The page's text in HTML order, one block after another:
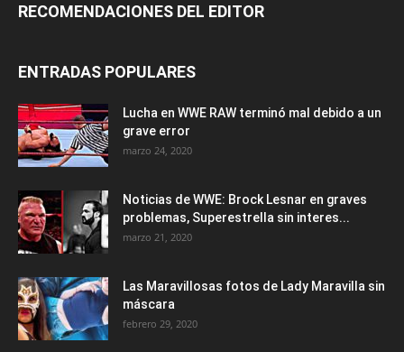
RECOMENDACIONES DEL EDITOR
ENTRADAS POPULARES
Lucha en WWE RAW terminó mal debido a un
grave error
marzo 24, 2020
Noticias de WWE: Brock Lesnar en graves
problemas, Superestrella sin interes...
marzo 21, 2020
Las Maravillosas fotos de Lady Maravilla sin
máscara
febrero 29, 2020